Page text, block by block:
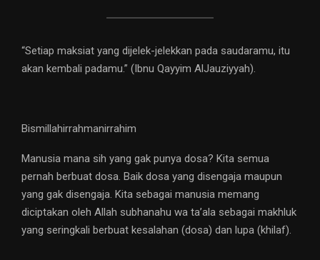
“Setiap maksiat yang dijelek-jelekkan pada saudaramu, itu
akan kembali padamu.” (Ibnu Qayyim AlJauziyyah).
Bismillahirrahmanirrahim
Manusia mana sih yang gak punya dosa? Kita semua
pernah berbuat dosa. Baik dosa yang disengaja maupun
yang gak disengaja. Kita sebagai manusia memang
diciptakan oleh Allah subhanahu wa ta’ala sebagai makhluk
yang seringkali berbuat kesalahan (dosa) dan lupa (khilaf).